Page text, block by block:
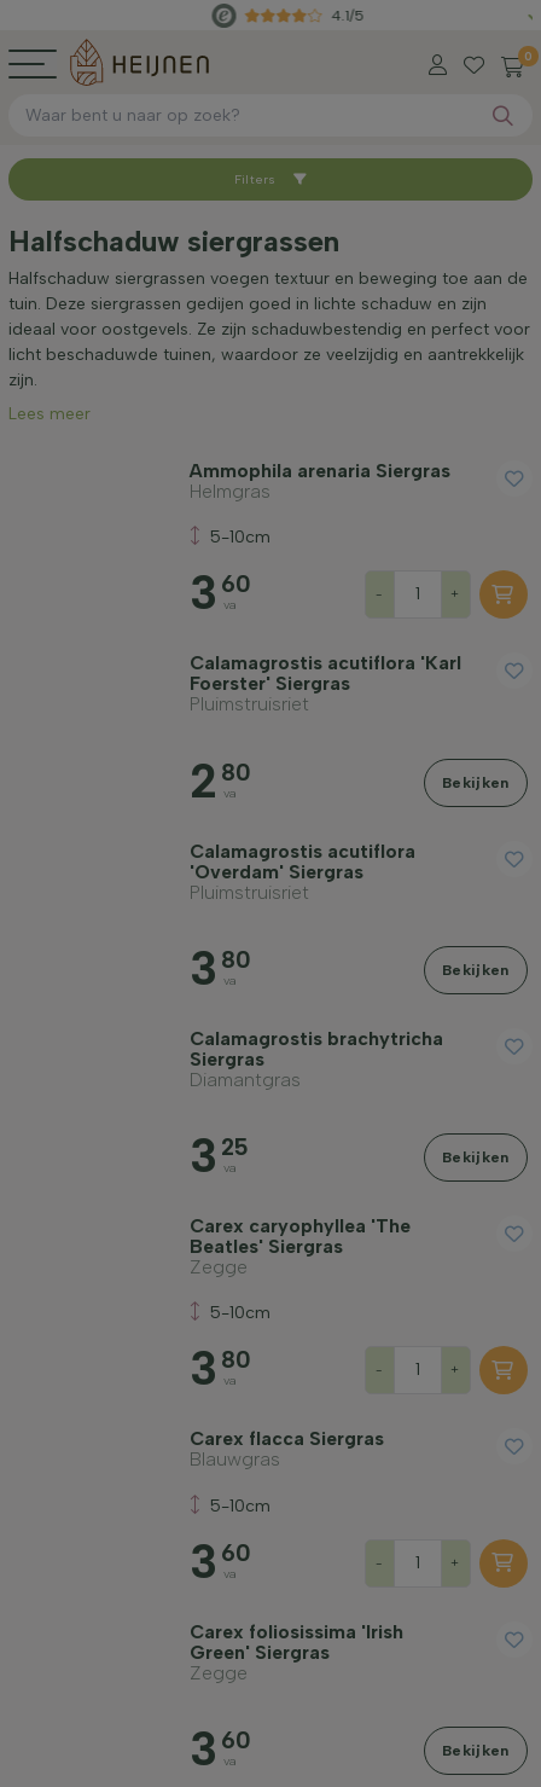
4.1/5
0
Sorteer op
Beschikbaar
Hoogte bij levering (cm)
Volwassen hoogte (cm)
Filters
Halfschaduw siergrassen
Halfschaduw siergrassen voegen textuur en beweging toe aan de
tuin. Deze siergrassen gedijen goed in lichte schaduw en zijn
ideaal voor oostgevels. Ze zijn schaduwbestendig en perfect voor
licht beschaduwde tuinen, waardoor ze veelzijdig en aantrekkelijk
zijn.
Lees meer
Ammophila arenaria Siergras
Helmgras
5-10cm
3 60
va
- +
Calamagrostis acutiflora 'Karl
Foerster' Siergras
Pluimstruisriet
2 80
va
Bekijken
Calamagrostis acutiflora
'Overdam' Siergras
Pluimstruisriet
3 80
va
Bekijken
Calamagrostis brachytricha
Siergras
Diamantgras
3 25
va
Bekijken
Carex caryophyllea 'The
Beatles' Siergras
Zegge
5-10cm
3 80
va
- +
Carex flacca Siergras
Blauwgras
5-10cm
3 60
va
- +
Carex foliosissima 'Irish
Green' Siergras
Zegge
3 60
va
Bekijken